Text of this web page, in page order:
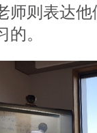
师则表达
。